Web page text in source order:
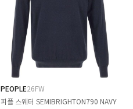
PEOPLE26FW
피플 스웨터 SEMIBRIGHTON790 NAVY